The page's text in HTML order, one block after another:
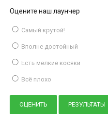
Оцените наш лаунчер
Самый крутой!
Вполне достойный
Есть мелкие косяки
Всё плохо